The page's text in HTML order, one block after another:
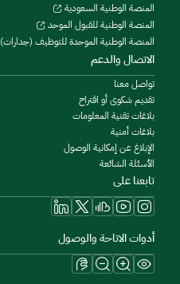
المنصة الوطنية السعودية
المنصة الوطنية للقبول الموحد
المنصة الوطنية الموحدة للتوظيف (جدارات)
الاتصال والدعم
تواصل معنا
تقديم شكوى أو اقتراح
بلاغات تقنية المعلومات
بلاغات أمنية
الإبلاغ عن إمكانية الوصول
الأسئلة الشائعة
تابعنا على
أدوات الاتاحة والوصول